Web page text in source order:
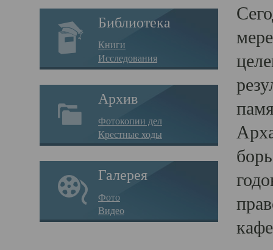
Библиотека
Книги
Исследования
Архив
Фотокопии дел
Крестные ходы
Галерея
Фото
Видео